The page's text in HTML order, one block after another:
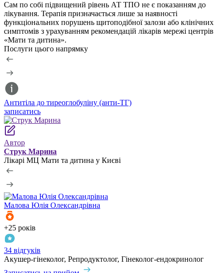
Сам по собі підвищений рівень АТ ТПО не є показанням до
лікування. Терапія призначається лише за наявності
функціональних порушень щитоподібної залози або клінічних
симптомів з урахуванням рекомендацій лікарів мережі центрів
«Мати та дитина».
Послуги цього напрямку
Антитіла до тиреоглобуліну (анти-ТГ)
записатись
Автор
Струк Марина
Лікарі МЦ Мати та дитина у Києві
Малова Юлія Олександрівна
+25 років
34 відгуків
Акушер-гінеколог, Репродуктолог, Гінеколог-ендокринолог